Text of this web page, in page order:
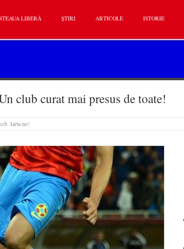
LIBERĂ ȘTIRI ARTICOLE ISTORIE
club curat mai presus de toate!
Iarta-ne!